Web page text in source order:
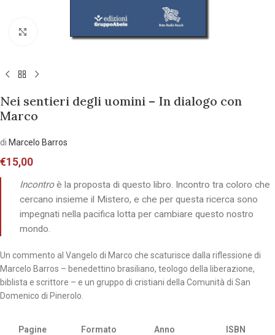
Nei sentieri degli uomini – In dialogo con
Marco
di Marcelo Barros
€15,00
Incontroè la proposta di questo libro. Incontro tra coloro che
cercano insieme il Mistero, e che per questa ricerca sono
impegnati nella pacifica lotta per cambiare questo nostro
mondo.
Un commento al Vangelo di Marco che scaturisce dalla riflessione di
Marcelo Barros – benedettino brasiliano, teologo della liberazione,
biblista e scrittore – e un gruppo di cristiani della Comunità di San
Domenico di Pinerolo.
Pagine Formato Anno ISBN